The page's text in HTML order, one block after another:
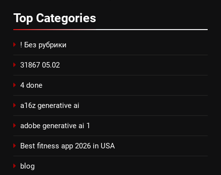
Top Categories
! Без рубрики
31867 05.02
4 done
a16z generative ai
adobe generative ai 1
Best fitness app 2026 in USA
blog